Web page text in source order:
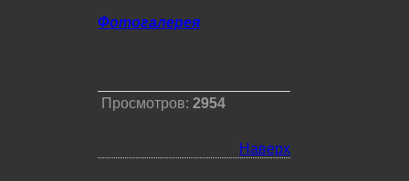
Фотогалерея
Просмотров:2954
Наверх